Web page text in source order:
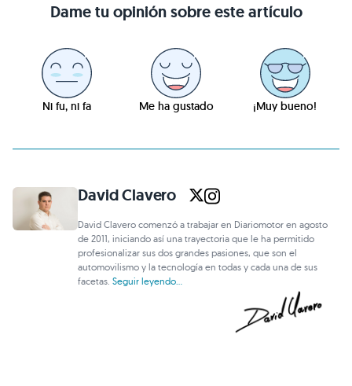
Dame tu opinión sobre este artículo
Ni fu, ni fa Me ha gustado ¡Muy bueno!
David Clavero
David Clavero comenzó a trabajar en Diariomotor en agosto
de 2011, iniciando así una trayectoria que le ha permitido
profesionalizar sus dos grandes pasiones, que son el
automovilismo y la tecnología en todas y cada una de sus
facetas.Seguir leyendo...